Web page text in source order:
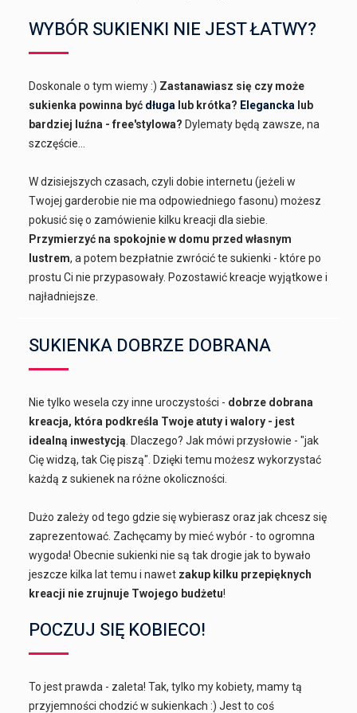
WYBÓR SUKIENKI NIE JEST ŁATWY?
Doskonale o tym wiemy :) Zastanawiasz się czy może
sukienka powinna być długa lub krótka? Elegancka lub
bardziej luźna - free'stylowa? Dylematy będą zawsze, na
szczęście...
W dzisiejszych czasach, czyli dobie internetu (jeżeli w
Twojej garderobie nie ma odpowiedniego fasonu) możesz
pokusić się o zamówienie kilku kreacji dla siebie.
Przymierzyć na spokojnie w domu przed własnym
lustrem, a potem bezpłatnie zwrócić te sukienki - które po
prostu Ci nie przypasowały. Pozostawić kreacje wyjątkowe i
najładniejsze.
SUKIENKA DOBRZE DOBRANA
Nie tylko wesela czy inne uroczystości - dobrze dobrana
kreacja, która podkreśla Twoje atuty i walory - jest
idealną inwestycją . Dlaczego? Jak mówi przysłowie - "jak
Cię widzą, tak Cię piszą". Dzięki temu możesz wykorzystać
każdą z sukienek na różne okoliczności.
Dużo zależy od tego gdzie się wybierasz oraz jak chcesz się
zaprezentować. Zachęcamy by mieć wybór - to ogromna
wygoda! Obecnie sukienki nie są tak drogie jak to bywało
jeszcze kilka lat temu i nawet zakup kilku przepięknych
kreacji nie zrujnuje Twojego budżetu!
POCZUJ SIĘ KOBIECO!
To jest prawda - zaleta! Tak, tylko my kobiety, mamy tą
przyjemności chodzić w sukienkach :) Jest to coś